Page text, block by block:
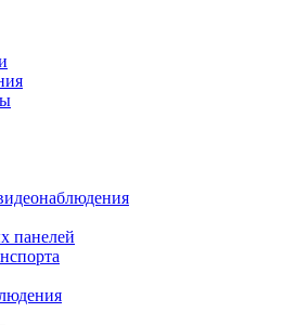
панелей